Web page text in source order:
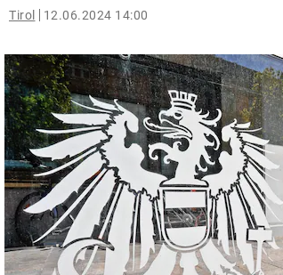
© Krone Multimedia GmbH & Co KG 2026
Muthgasse 2, 1190 Wien
Tirol 12.06.2024 14:00